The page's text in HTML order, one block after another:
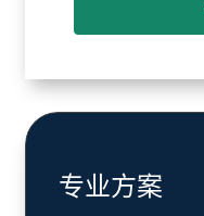
专业方案